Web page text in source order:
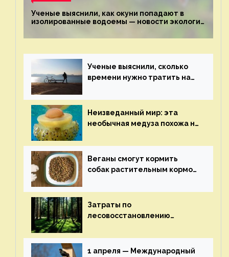
Ученые выяснили, как окуни попадают в
изолированные водоемы — новости экологии
Ученые выяснили, сколько
времени нужно тратить на
здоровья — новости экологии
на ECOportal
Неизведанный мир: эта
необычная медуза похожа на
экологии на ECOportal
Веганы смогут кормить
собак растительным кормом
здоровье — новости
экологии на ECOportal
Затраты по
лесовосстановлению
строительства — новости
экологии на ECOportal
1 апреля — Международный